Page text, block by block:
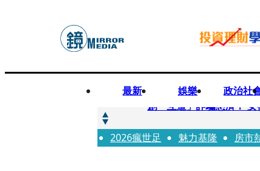
最新 娛樂 政治社
快訊
創「互道」詐騙慈濟！
快訊
前時力黨魁表態「反對
2026瘋世足 魅力基隆 房市